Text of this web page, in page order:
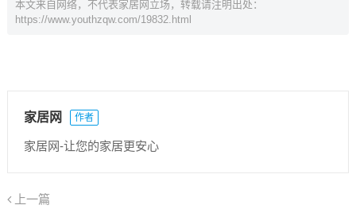
本文来自网络，不代表家居网立场，转载请注明出处：
https://www.youthzqw.com/19832.html
家居网 作者
家居网-让您的家居更安心
上一篇